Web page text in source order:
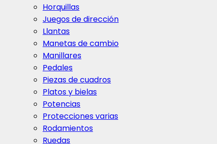
Horquillas
Juegos de dirección
Llantas
Manetas de cambio
Manillares
Pedales
Piezas de cuadros
Platos y bielas
Potencias
Protecciones varias
Rodamientos
Ruedas